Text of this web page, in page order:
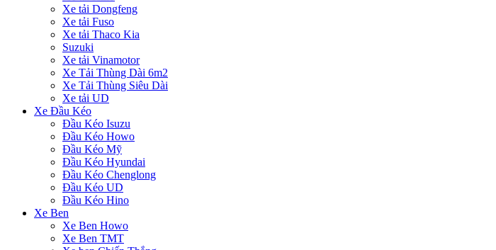
Xe tải Dongfeng
Xe tải Fuso
Xe tải Thaco Kia
Suzuki
Xe tải Vinamotor
Xe Tải Thùng Dài 6m2
Xe Tải Thùng Siêu Dài
Xe tải UD
Xe Đầu Kéo
Đầu Kéo Isuzu
Đầu Kéo Howo
Đầu Kéo Mỹ
Đầu Kéo Hyundai
Đầu Kéo Chenglong
Đầu Kéo UD
Đầu Kéo Hino
Xe Ben
Xe Ben Howo
Xe Ben TMT